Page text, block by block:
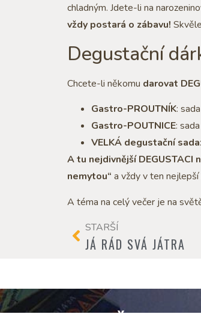
chladným. Jdete-li na
vždy postará o zábavu!
Degustační
Chcete-li někomu darovat
Gastro-PROUTNÍK:
Gastro-POUTNICE:
VELKÁ degustační sada
A tu nejdivnější DEGUSTACI
nemytou“ a vždy v ten nejlepší
A téma na celý večer je na
STARŠÍ
JÁ RÁD SVÁ JÁTRA